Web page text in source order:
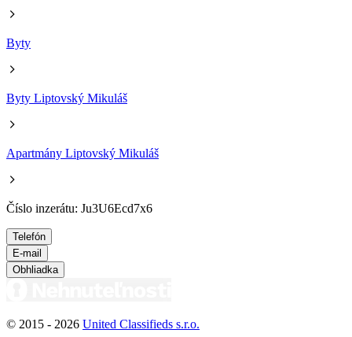
Byty
Byty Liptovský Mikuláš
Apartmány Liptovský Mikuláš
Číslo inzerátu: Ju3U6Ecd7x6
Telefón
E-mail
Obhliadka
© 2015 - 2026 United Classifieds s.r.o.